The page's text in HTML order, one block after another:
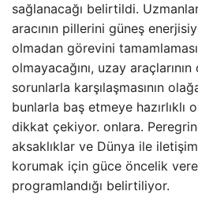
sağlanacağı belirtildi.
aracının pillerini güneş
olmadan görevini
olmayacağını, uzay
sorunlarla karşılaşmasının
bunlarla baş etmeye hazırlıklı
dikkat çekiyor. onlara.
aksaklıklar ve Dünya ile
korumak için güce öncelik
programlandığı belirtiliyor.